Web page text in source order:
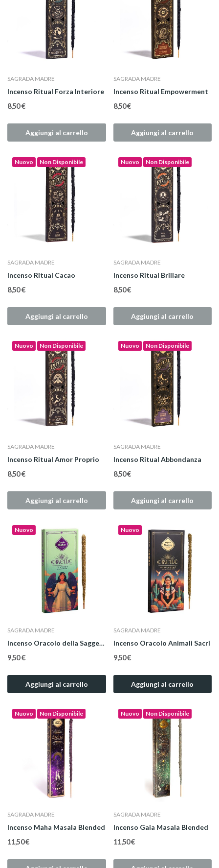
SAGRADA MADRE
Incenso Ritual Forza Interiore
8,50 €
Aggiungi al carrello
SAGRADA MADRE
Incenso Ritual Empowerment
8,50 €
Aggiungi al carrello
Nuovo Non Disponibile
SAGRADA MADRE
Incenso Ritual Cacao
8,50 €
Aggiungi al carrello
Nuovo Non Disponibile
SAGRADA MADRE
Incenso Ritual Brillare
8,50 €
Aggiungi al carrello
Nuovo Non Disponibile
SAGRADA MADRE
Incenso Ritual Amor Proprio
8,50 €
Aggiungi al carrello
Nuovo Non Disponibile
SAGRADA MADRE
Incenso Ritual Abbondanza
8,50 €
Aggiungi al carrello
Nuovo
SAGRADA MADRE
Incenso Oracolo della Saggezza
9,50 €
Aggiungi al carrello
Nuovo
SAGRADA MADRE
Incenso Oracolo Animali Sacri
9,50 €
Aggiungi al carrello
Nuovo Non Disponibile
SAGRADA MADRE
Incenso Maha Masala Blended
11,50 €
Nuovo Non Disponibile
SAGRADA MADRE
Incenso Gaia Masala Blended
11,50 €